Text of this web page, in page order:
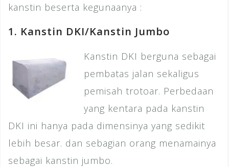
kanstin beserta kegunaanya :
1. Kanstin DKI/Kanstin Jumbo
Kanstin DKI berguna sebagai
pembatas jalan sekaligus
pemisah trotoar. Perbedaan
yang kentara pada kanstin
DKI ini hanya pada dimensinya yang sedikit
lebih besar. dan sebagian orang menamainya
sebagai kanstin jumbo.